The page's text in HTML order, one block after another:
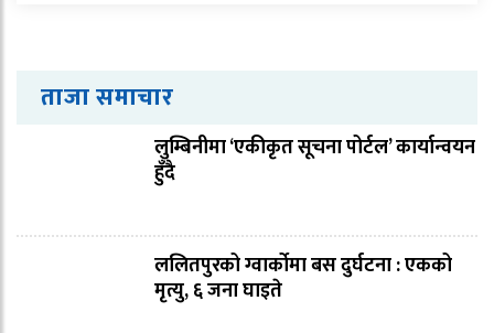
ताजा समाचार
लुम्बिनीमा ‘एकीकृत सूचना पोर्टल’ कार्यान्वयन
हुँदै
ललितपुरको ग्वार्कोमा बस दुर्घटना : एकको
मृत्यु, ६ जना घाइते